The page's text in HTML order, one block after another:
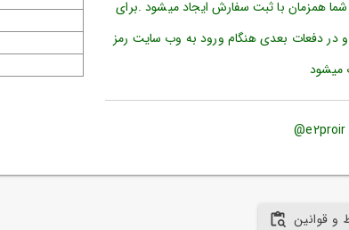
همزمان با ثبت سفارش ایجاد میشود .برای
در دفعات بعدی هنگام ورود به وب سایت رمز
میشود
و قوانین